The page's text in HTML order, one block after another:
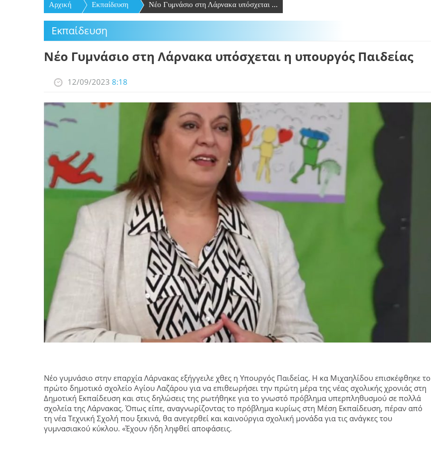
Αρχική Εκπαίδευση Νέο Γυμνάσιο στη Λάρνακα υπόσχεται ...
Εκπαίδευση
Νέο Γυμνάσιο στη Λάρνακα υπόσχεται η υπουργός Παιδείας
12/09/2023 8:18
Νέο γυμνάσιο στην επαρχία Λάρνακας εξήγγειλε χθες η Υπουργός Παιδείας. Η κα Μιχαηλίδου επισκέφθηκε το
πρώτο δημοτικό σχολείο Αγίου Λαζάρου για να επιθεωρήσει την πρώτη μέρα της νέας σχολικής χρονιάς στη
Δημοτική Εκπαίδευση και στις δηλώσεις της ρωτήθηκε για το γνωστό πρόβλημα υπερπληθυσμού σε πολλά
σχολεία της Λάρνακας. Όπως είπε, αναγνωρίζοντας το πρόβλημα κυρίως στη Μέση Εκπαίδευση, πέραν από
τη νέα Τεχνική Σχολή που ξεκινά, θα ανεγερθεί και καινούργια σχολική μονάδα για τις ανάγκες του
γυμνασιακού κύκλου. «Έχουν ήδη ληφθεί αποφάσεις.